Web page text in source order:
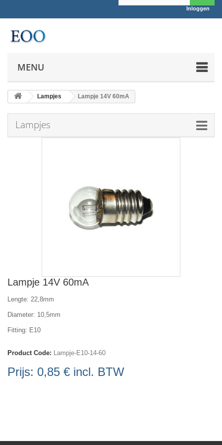
Inloggen
MENU
Lampjes Lampje 14V 60mA
Lampjes
Lampje 14V 60mA
Lengte: 22,8mm
Diameter: 10,5mm
Fitting: E10
Product Code: Lampje-E10-14-60
Prijs: 0,85 € incl. BTW